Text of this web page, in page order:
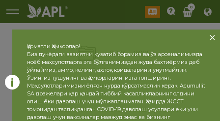
0
2026 2025
Ҳурматли Ҳамкорлар!
Биз дунёдаги вазиятни кузатиб борамиз ва ўз арсеналимизда
ноёб маҳсулотларга эга бўлганимиздан жуда бахтиёрмиз деб
ўйлаймиз, аммо, келинг, ахлоқ қоидаларини унутмайлик.
Ўзингиз тушунинг ва Ҳамкорларингизга топширинг.
Маҳсулотларимизни ёлғон нурда кўрсатмаслик керак. Acumullit
SA дражелари ҳар қандай тиббий касалликларнинг олдини
олиш ёки даволаш учун мўлжалланмаган. Ҳозирда ЖССТ
томонидан тасдиқланган COVID-19 даволаш усуллари ёки уни
даволаш учун ваксиналар мавжуд эмас ва бизнинг